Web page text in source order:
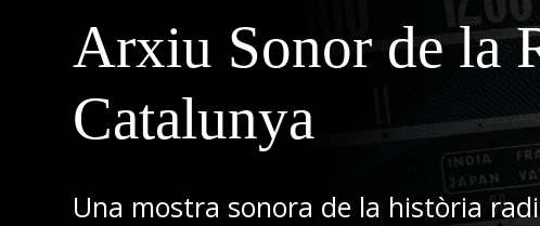
Arxiu Sonor de la
Catalunya
Una mostra sonora de la història